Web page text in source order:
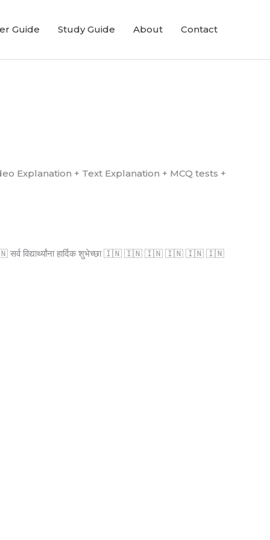
Guide Study Guide About Contact
(Video Explanation + Text Explanation + MCQ tests +
हार्दिक शुभेच्छा 🇮🇳 🇮🇳 🇮🇳 🇮🇳 🇮🇳 🇮🇳